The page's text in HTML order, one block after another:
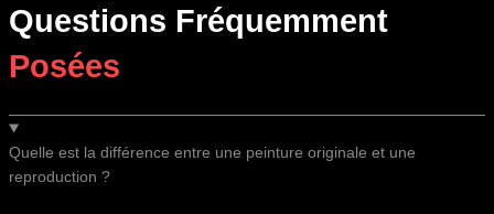
Questions Fréquemment
Posées
Quelle est la différence entre une peinture originale et une
reproduction ?